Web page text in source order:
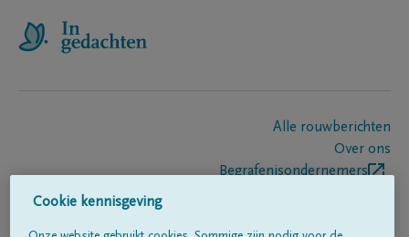
Alle rouwberichten
Over ons
Begrafenisondernemers
Cookie kennisgeving